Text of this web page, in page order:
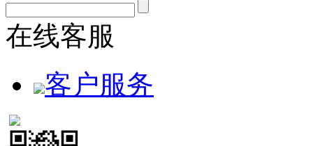
在线客服
客户服务